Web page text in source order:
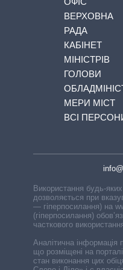
ВЕРХОВНА
РАДА
КАБІНЕТ
МІНІСТРІВ
ГОЛОВИ
МЕРИ МІСТ
ВСІ
Використання будь-
дозволяється при
— гіперпосилання) на
(гіперпосилання)
часткового
Аналітична інформація
що розміщені на
стан виконання цих